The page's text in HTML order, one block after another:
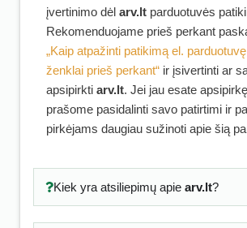
įvertinimo dėl arv.lt parduotuvės
Rekomenduojame prieš perkant
„Kaip atpažinti patikimą el.
ženklai prieš perkant“ ir įsivertinti ar
apsipirkti arv.lt. Jei jau esate apsipirkę
prašome pasidalinti savo patirtimi ir
pirkėjams daugiau sužinoti apie šią
Kiek yra atsiliepimų apie arv.lt?